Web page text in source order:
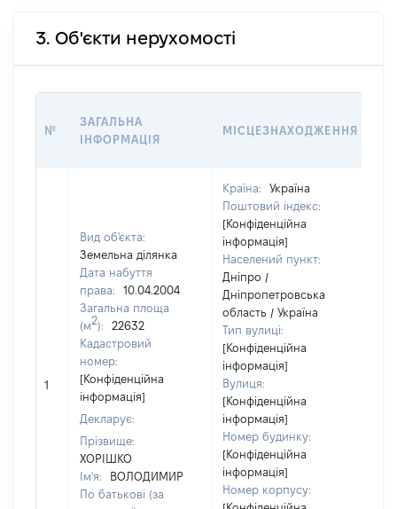
3. Об'єкти нерухомості
№
ЗАГАЛЬНА
ІНФОРМАЦІЯ
МІСЦЕЗНАХОДЖЕННЯ
1
Вид об'єкта:
Земельна ділянка
Дата набуття
права:
10.04.2004
Загальна площа
(м2):
22632
Кадастровий
номер:
[Конфіденційна
інформація]
Декларує:
Прізвище:
ХОРІШКО
Ім'я:
ВОЛОДИМИР
По батькові (за
Країна:
Україна
Поштовий індекс:
[Конфіденційна
інформація]
Населений пункт:
Дніпро /
Дніпропетровська
область / Україна
Тип вулиці:
[Конфіденційна
інформація]
Вулиця:
[Конфіденційна
інформація]
Номер будинку:
[Конфіденційна
інформація]
Номер корпусу: